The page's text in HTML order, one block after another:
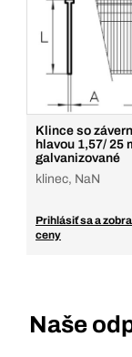
Klince so
hlavou 1,57/ 25
galvanizované
klinec, NaN
Prihlásiť sa a
ceny
Naše